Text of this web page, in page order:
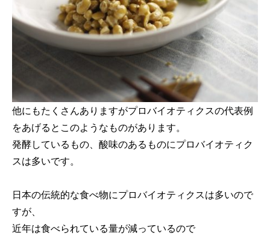
他にもたくさんありますがプロバイオティクスの代表例
をあげるとこのようなものがあります。
発酵しているもの、酸味のあるものにプロバイオティク
スは多いです。
日本の伝統的な食べ物にプロバイオティクスは多いので
すが、
近年は食べられている量が減っているので